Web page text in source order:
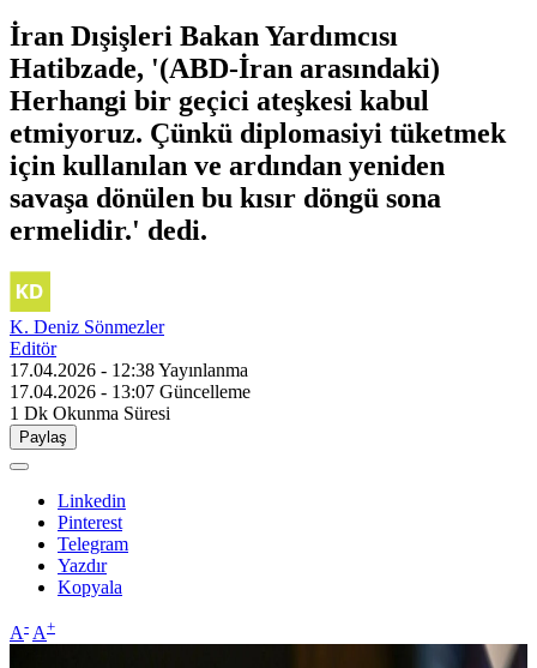
İran Dışişleri Bakan Yardımcısı
Hatibzade, '(ABD-İran arasındaki)
Herhangi bir geçici ateşkesi kabul
etmiyoruz. Çünkü diplomasiyi tüketmek
için kullanılan ve ardından yeniden
savaşa dönülen bu kısır döngü sona
ermelidir.' dedi.
K. Deniz Sönmezler
Editör
17.04.2026 - 12:38Yayınlanma
17.04.2026 - 13:07 Güncelleme
1 Dk Okunma Süresi
Paylaş
Linkedin
Pinterest
Telegram
Yazdır
Kopyala
A- A+